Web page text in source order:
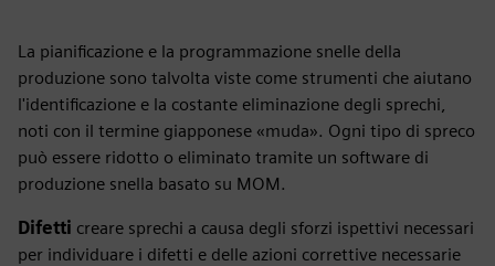
La pianificazione e la programmazione snelle della
produzione sono talvolta viste come strumenti che aiutano
l'identificazione e la costante eliminazione degli sprechi,
noti con il termine giapponese «muda». Ogni tipo di spreco
può essere ridotto o eliminato tramite un software di
produzione snella basato su MOM.
Difetti creare sprechi a causa degli sforzi ispettivi necessari
per individuare i difetti e delle azioni correttive necessarie